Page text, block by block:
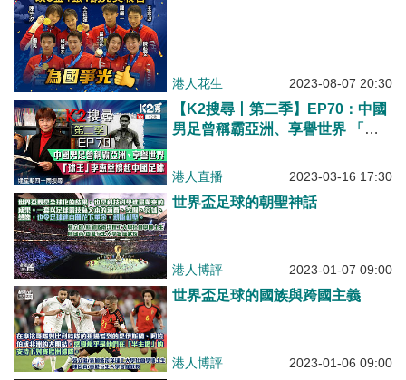
港人花生 2023-08-07 20:30
【K2搜尋丨第二季】EP70：中國
男足曾稱霸亞洲、享譽世界 「球
港人直播 2023-03-16 17:30
世界盃足球的朝聖神話
港人博評 2023-01-07 09:00
世界盃足球的國族與跨國主義
港人博評 2023-01-06 09:00